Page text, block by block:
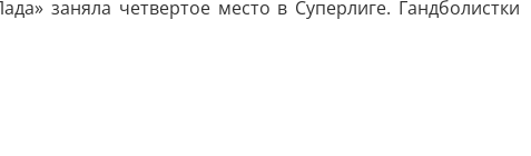
заняла четвертое место в Суперлиге. Гандболистки